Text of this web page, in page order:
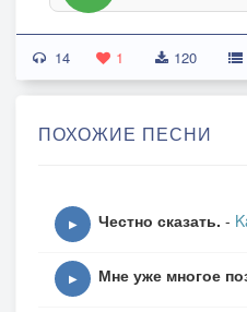
14 1 120
ПОХОЖИЕ ПЕСНИ
▶ Честно сказать. -
▶ Мне уже многое